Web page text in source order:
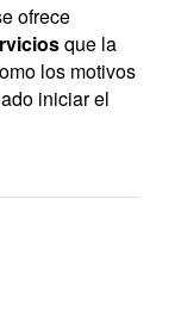
ofrece
que la
los motivos
iniciar el